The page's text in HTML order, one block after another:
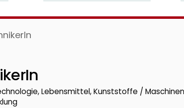
Lebensmittel, Kunststoffe /